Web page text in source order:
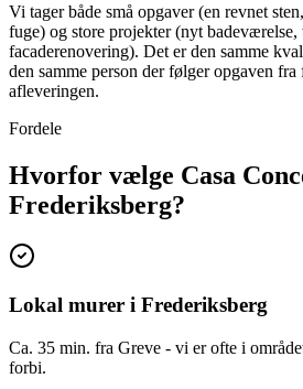
Vi tager både små opgaver (en revnet
fuge) og store projekter (nyt
facaderenovering). Det er den samme
den samme person der følger opgaven
afleveringen.
Fordele
Hvorfor vælge Casa
Frederiksberg?
Lokal murer i Frederiksberg
Ca. 35 min. fra Greve - vi er ofte i
forbi.